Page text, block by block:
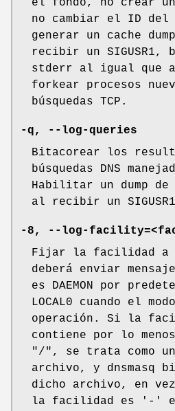
el fondo, no crear
no cambiar el ID del
generar un cache
recibir un SIGUSR1,
stderr al igual que
forkear procesos
búsquedas TCP.
-q, --log-queries
Bitacorear los
búsquedas DNS
Habilitar un dump de
al recibir un
-8, --log-
Fijar la facilidad a
deberá enviar
es DAEMON por
LOCAL0 cuando el
operación. Si la
contiene por lo
"/", se trata como un
archivo, y dnsmasq
dicho archivo, en
la facilidad es '-'